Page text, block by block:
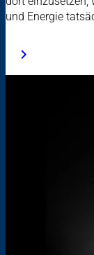
und Energie